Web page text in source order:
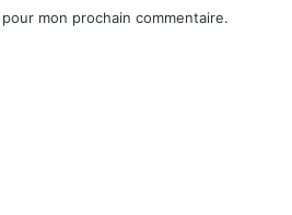
mon prochain commentaire.